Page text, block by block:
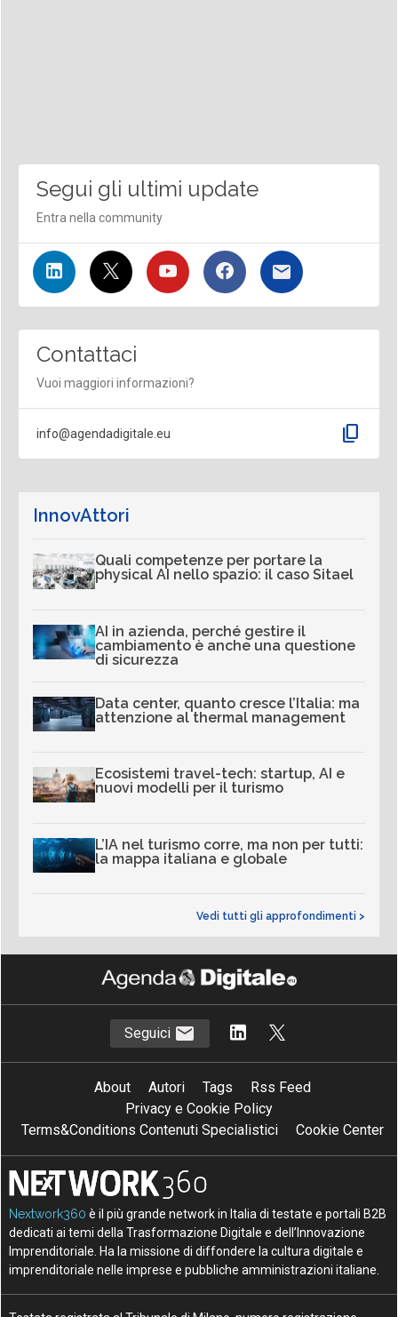
Segui gli ultimi update
Entra nella community
Contattaci
Vuoi maggiori informazioni?
info@agendadigitale.eu content_copy
InnovAttori
Quali competenze per portare la
physical AI nello spazio: il caso Sitael
AI in azienda, perché gestire il
cambiamento è anche una questione
di sicurezza
Data center, quanto cresce l’Italia: ma
attenzione al thermal management
Ecosistemi travel-tech: startup, AI e
nuovi modelli per il turismo
L’IA nel turismo corre, ma non per tutti:
la mappa italiana e globale
Vedi tutti gli approfondimenti >
Seguici
About Autori Tags
Rss Feed
Privacy e Cookie Policy
Terms&Conditions Contenuti Specialistici
Cookie Center
Nextwork360 è il più grande network in Italia di testate e portali B2B
dedicati ai temi della Trasformazione Digitale e dell’Innovazione
Imprenditoriale. Ha la missione di diffondere la cultura digitale e
imprenditoriale nelle imprese e pubbliche amministrazioni italiane.